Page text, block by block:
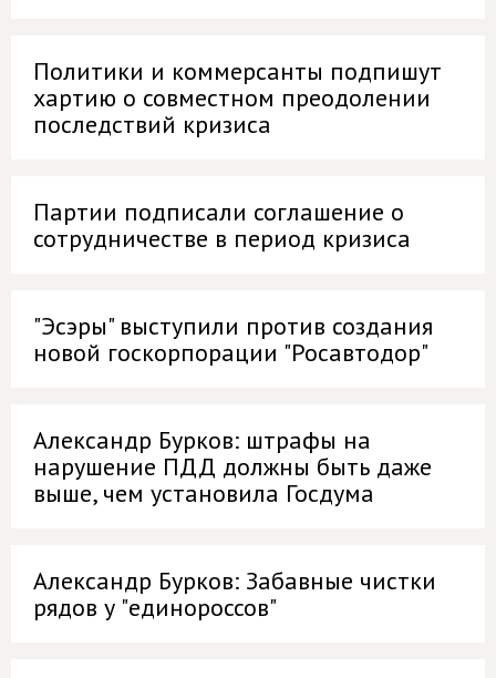
Политики и коммерсанты подпишут
хартию о совместном преодолении
последствий кризиса
Партии подписали соглашение о
сотрудничестве в период кризиса
"Эсэры" выступили против создания
новой госкорпорации "Росавтодор"
Александр Бурков: штрафы на
нарушение ПДД должны быть даже
выше, чем установила Госдума
Александр Бурков: Забавные чистки
рядов у "единороссов"